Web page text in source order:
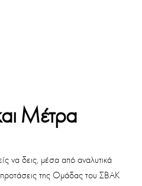
Μέτρα
να δεις, μέσα από αναλυτικά
προτάσεις της Ομάδας του ΣΒΑΚ